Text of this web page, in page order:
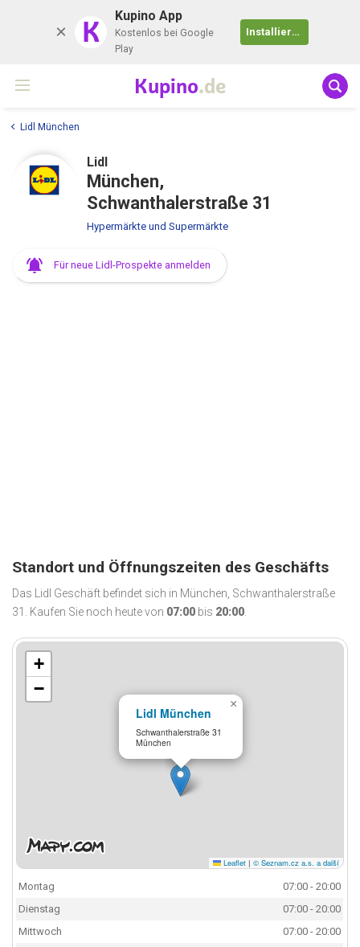
K Kupino App
Kostenlos bei Google
Play
Installieren
Kupino.de
Lidl München
Lidl
München,
Schwanthalerstraße 31
Hypermärkte und Supermärkte
Für neue Lidl-Prospekte anmelden
Standort und Öffnungszeiten des Geschäfts
Das Lidl Geschäft befindet sich in München, Schwanthalerstraße
31. Kaufen Sie noch heute von 07:00 bis 20:00.
Lidl München
Schwanthalerstraße 31
München
×
+
−
Leaflet | © Seznam.cz a.s. a další
Montag
07:00 - 20:00
Dienstag
07:00 - 20:00
Mittwoch
07:00 - 20:00